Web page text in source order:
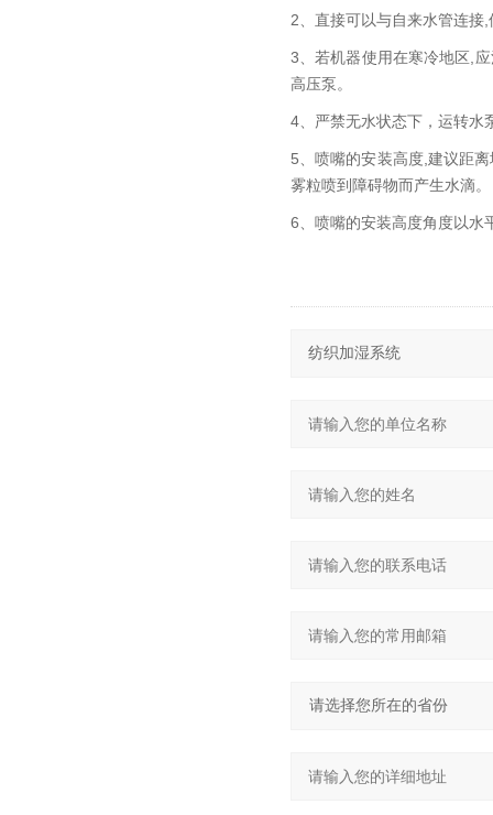
2、直接可以与自来水管连接
3、若机器使用在寒冷地区,
高压泵。
4、严禁无水状态下，运转水
5、喷嘴的安装高度,建议距
雾粒喷到障碍物而产生水滴。
6、喷嘴的安装高度角度以水